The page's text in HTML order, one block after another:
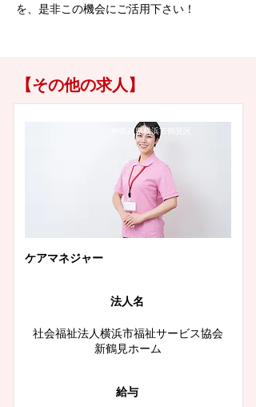
を、是非この機会にご活用下さい！
【その他の求人】
神奈川県横浜市鶴見区
ケアマネジャー
法人名
社会福祉法人横浜市福祉サービス協会
新鶴見ホーム
給与